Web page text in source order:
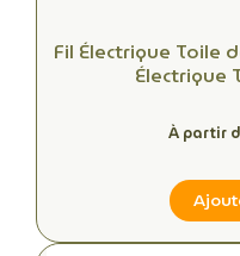
Fil Électrique Toile
Électrique
À partir